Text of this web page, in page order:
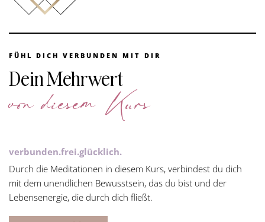
FÜHL DICH VERBUNDEN MIT DIR
Dein Mehrwert
von diesem Kurs
verbunden.frei.glücklich.
Durch die Meditationen in diesem Kurs, verbindest du dich
mit dem unendlichen Bewusstsein, das du bist und der
Lebensenergie, die durch dich fließt.